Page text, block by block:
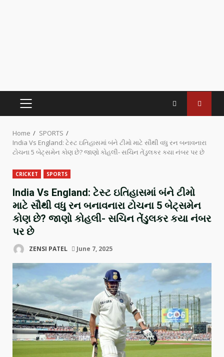
Home
SPORTS
India Vs England: ટેસ્ટ ઇતિહાસમાં બંને ટીમો માટે સૌથી વધુ રન બનાવનારા
ટોચના 5 બેટ્સમેન કોણ છે? જાણો કોહલી- સચિન તેંડુલકર કયા નંબર પર છે
CRICKET SPORTS
India Vs England: ટેસ્ટ ઇતિહાસમાં બંને ટીમો
માટે સૌથી વધુ રન બનાવનારા ટોચના 5 બેટ્સમેન
કોણ છે? જાણો કોહલી- સચિન તેંડુલકર કયા નંબર
પર છે
ZENSI PATEL June 7, 2025